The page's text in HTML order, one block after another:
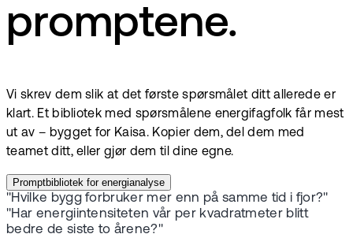
promptene.
Vi skrev dem slik at det første spørsmålet ditt allerede er
klart. Et bibliotek med spørsmålene energifagfolk får mest
ut av – bygget for Kaisa. Kopier dem, del dem med
teamet ditt, eller gjør dem til dine egne.
Promptbibliotek for energianalyse
"Hvilke bygg forbruker mer enn på samme tid i fjor?"
"Har energiintensiteten vår per kvadratmeter blitt
bedre de siste to årene?"